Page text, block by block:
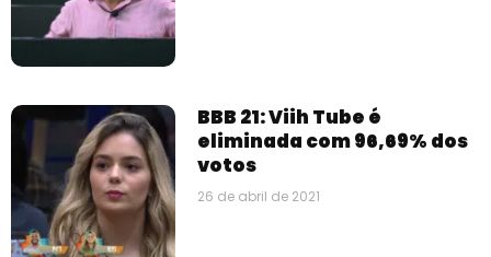
BBB 21: Viih Tube é
eliminada com 96,69% dos
votos
26 de abril de 2021